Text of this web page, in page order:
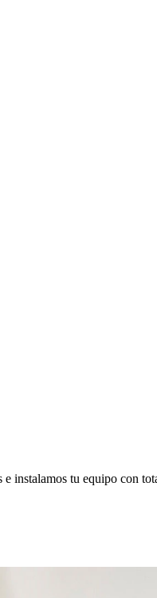
instalamos tu equipo con